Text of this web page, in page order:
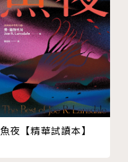
魚夜【精華試讀本】